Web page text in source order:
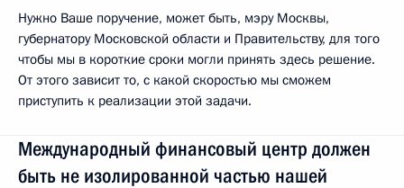
Нужно Ваше поручение, может быть, мэру Москвы,
губернатору Московской области и Правительству, для того
чтобы мы в короткие сроки могли принять здесь решение.
От этого зависит то, с какой скоростью мы сможем
приступить к реализации этой задачи.
Международный финансовый центр должен
быть не изолированной частью нашей